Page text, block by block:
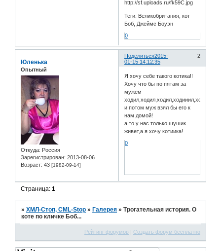
Теги: Великобритания, кот
Боб, Джеймс Боуэн
0
Поделиться 2
2015-
01-15 14:12:35
Юленька
Опытный
Откуда: Россия
Зарегистрирован: 2013-08-06
Возраст: 43 [1982-09-14]
Я хочу себе такого котика!!
Хочу что бы по пятам за
мужем
и потом муж взял бы его к
нам домой!
а то у нас только шушик
живет,а я хочу котиика!
0
Страница:1
»ХМЛ-Стоп, CML-Stop »Галерея »Трогательная история. О
коте по кличке Боб...
Рейтинг форумов | Создать форум бесплатно